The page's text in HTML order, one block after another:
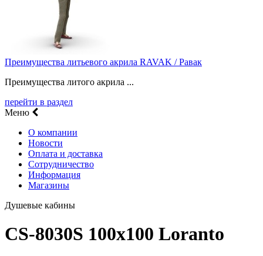
Преимущества литьевого акрила RAVAK / Равак
Преимущества литого акрила ...
перейти в раздел
Меню
О компании
Новости
Оплата и доставка
Сотрудничество
Информация
Магазины
Душевые кабины
CS-8030S 100х100 Loranto